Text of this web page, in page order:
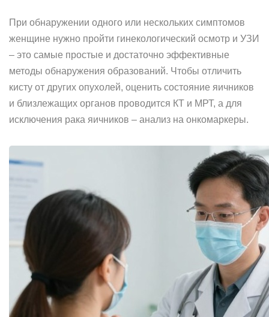
При обнаружении одного или нескольких симптомов
женщине нужно пройти гинекологический осмотр и УЗИ
– это самые простые и достаточно эффективные
методы обнаружения образований. Чтобы отличить
кисту от других опухолей, оценить состояние яичников
и близлежащих органов проводится КТ и МРТ, а для
исключения рака яичников – анализ на онкомаркеры.